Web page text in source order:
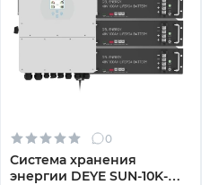
0
Система хранения
энергии DEYE SUN-10K-